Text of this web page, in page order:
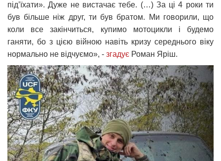
під’їхати». Дуже не вистачає тебе. (…) За ці 4 роки ти
був більше ніж друг, ти був братом. Ми говорили, що
коли все закінчиться, купимо мотоцикли і будемо
ганяти, бо з цією війною навіть кризу середнього віку
нормально не відчуємо», - згадує Роман Яріш.